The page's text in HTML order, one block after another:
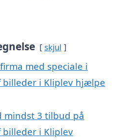
skjul
med speciale i
i Kliplev hjælpe
3 tilbud på
i Kliplev